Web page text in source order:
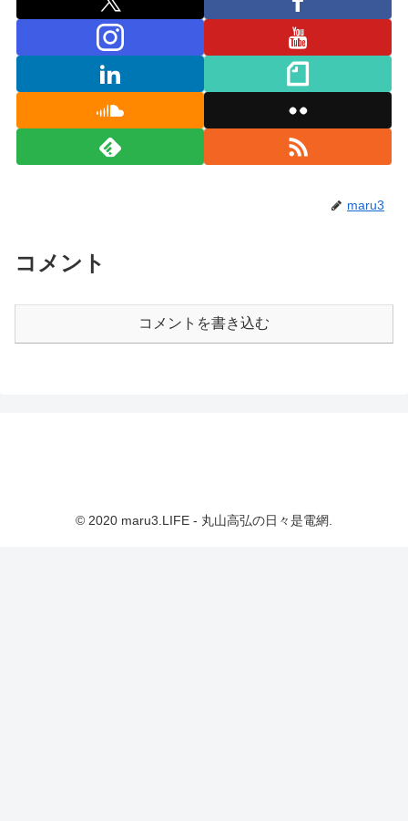
maru3
コメント
コメントを書き込む
© 2020 maru3.LIFE - 丸山高弘の日々是電網.